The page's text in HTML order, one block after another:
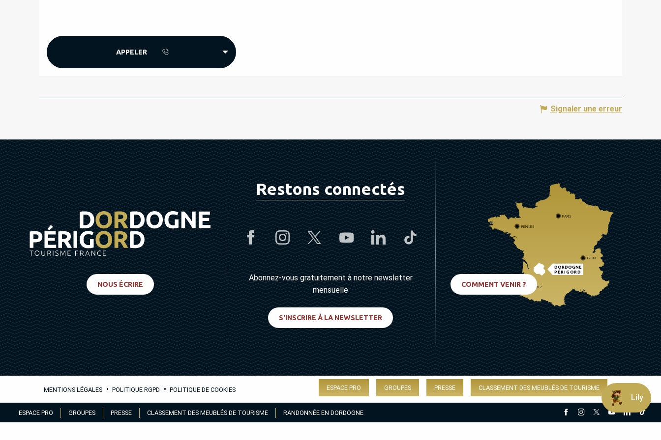
au
ESPACE PRO GROUPES PRESSE CLASSEMENT DES MEUBLÉS DE TOURISME RANDONNÉE EN DORDOGNE
APPELER
Signaler une erreur
NOUS ÉCRIRE
Restons connectés
Abonnez-vous gratuitement à notre newsletter
mensuelle
S'INSCRIRE À LA NEWSLETTER
DORDOGNE
PÉRIGORD
PARIS
RENNES
LYON
BIARRITZ
COMMENT VENIR ?
MENTIONS LÉGALES • POLITIQUE RGPD • POLITIQUE DE COOKIES ESPACE PRO GROUPES PRESSE CLASSEMENT DES MEUBLÉS DE TOURISME
Lily